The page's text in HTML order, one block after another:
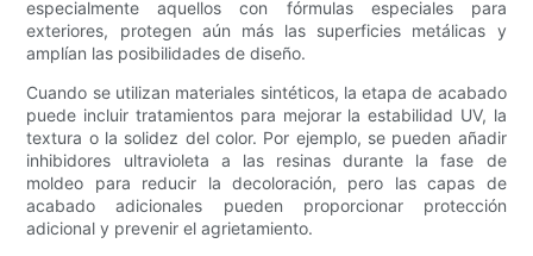
especialmente aquellos con fórmulas especiales para
exteriores, protegen aún más las superficies metálicas y
amplían las posibilidades de diseño.
Cuando se utilizan materiales sintéticos, la etapa de acabado
puede incluir tratamientos para mejorar la estabilidad UV, la
textura o la solidez del color. Por ejemplo, se pueden añadir
inhibidores ultravioleta a las resinas durante la fase de
moldeo para reducir la decoloración, pero las capas de
acabado adicionales pueden proporcionar protección
adicional y prevenir el agrietamiento.